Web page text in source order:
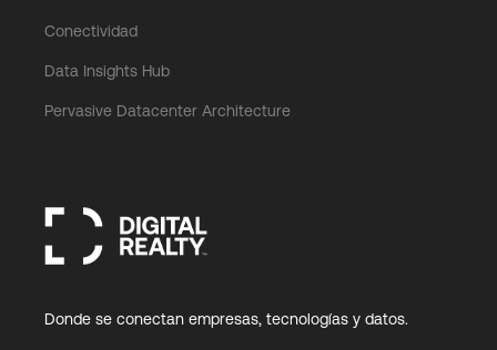
Conectividad
Data Insights Hub
Pervasive Datacenter Architecture
Donde se conectan empresas, tecnologías y datos.